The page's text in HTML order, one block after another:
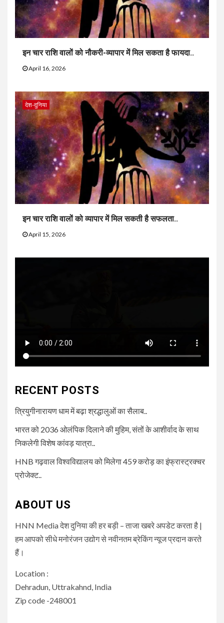
इन चार राशि वालों को नौकरी-व्यापार में मिल सकता है फायदा..
April 16, 2026
देश-दुनिया
इन चार राशि वालों को व्यापार में मिल सकती है सफलता..
April 15, 2026
RECENT POSTS
त्रियुगीनारायण धाम में बढ़ा श्रद्धालुओं का सैलाब..
भारत को 2036 ओलंपिक दिलाने की मुहिम, संतों के आशीर्वाद के साथ
निकलेगी विशेष कांवड़ यात्रा..
HNB गढ़वाल विश्वविद्यालय को मिलेगा 459 करोड़ का इंफ्रास्ट्रक्चर
प्रोजेक्ट..
ABOUT US
HNN Media देश दुनिया की हर बड़ी – ताजा खबरे अपडेट करता है |
हम आपको सीधे मनोरंजन उद्योग से नवीनतम ब्रेकिंग न्यूज प्रदान करते
हैं।
Location :
Dehradun, Uttrakahnd, India
Zip code -248001